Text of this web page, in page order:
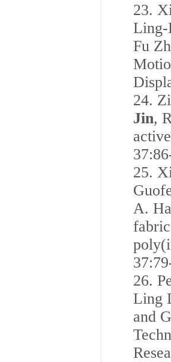
23.
Fu
24.
Jin,
25.
A.
26.
Ling
and